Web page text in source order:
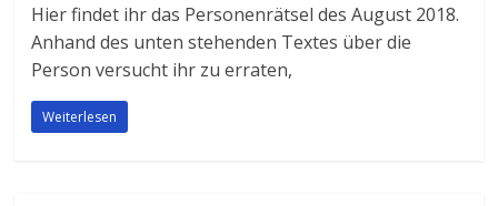
Hier findet ihr das Personenrätsel des August 2018.
Anhand des unten stehenden Textes über die
Person versucht ihr zu erraten,
Weiterlesen